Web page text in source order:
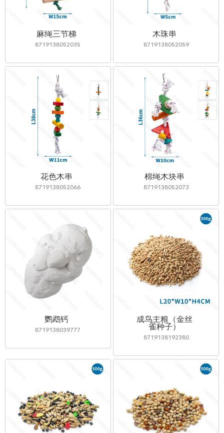
麻绳三节梯
8719138052035
木珠串
8719138052059
花色木串
8719138052066
棉绳木块串
8719138052073
鹦鹉钙
8719138039777
成鸟主粮（金丝
雀种子）
8719138192380